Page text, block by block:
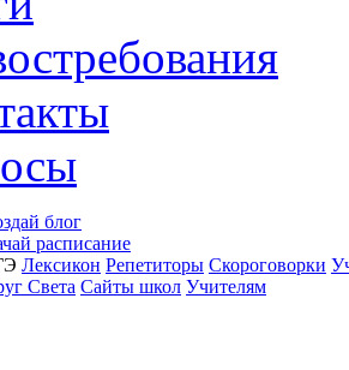
блог
расписание
Лексикон Репетиторы Скороговорки
Света Сайты школ Учителям